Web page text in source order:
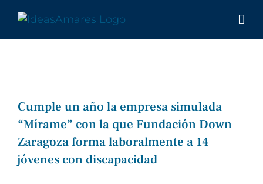
contenido
Cumple un año la empresa simulada
“Mírame” con la que Fundación Down
Zaragoza forma laboralmente a 14
jóvenes con discapacidad